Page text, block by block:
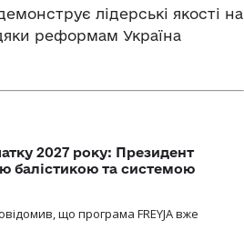
лідерські якості на
реформам Україна
2027 року: Президент
балістикою та системою
що програма FREYJA вже